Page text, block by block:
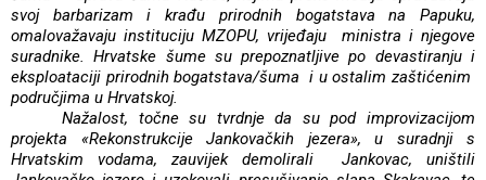
svoj barbarizam i krađu prirodnih bogatstava na Papuku,
omalovažavaju instituciju MZOPU, vrijeđaju
ministra i njegove
suradnike. Hrvatske šume su prepoznatljive po devastiranju i
eksploataciji prirodnih bogatstava/šuma i u ostalim zaštićenim
područjima u Hrvatskoj.
Nažalost, točne su tvrdnje da su pod improvizacijom
projekta «Rekonstrukcije Jankovačkih jezera», u suradnji s
Hrvatskim vodama, zauvijek demolirali
Jankovac, uništili